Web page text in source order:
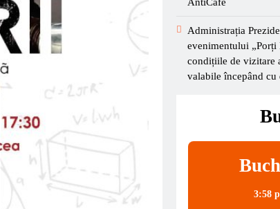
Administrația
evenimentului „Porți
condițiile de vizitare
valabile începând cu
3:58